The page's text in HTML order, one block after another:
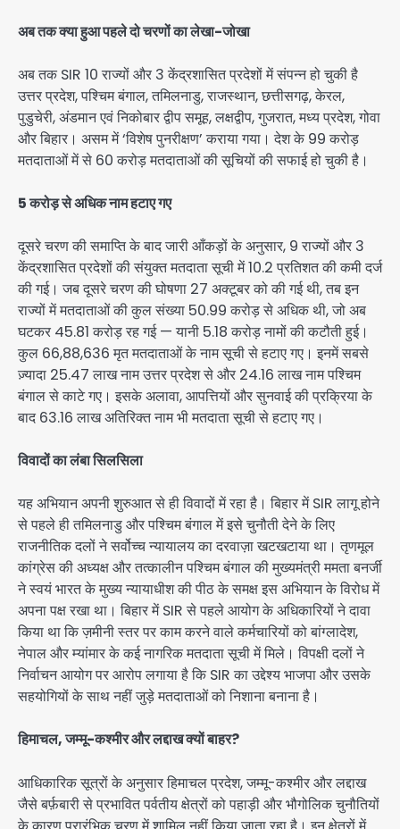
अब तक क्या हुआ पहले दो चरणों का लेखा-जोखा
अब तक SIR 10 राज्यों और 3 केंद्रशासित प्रदेशों में संपन्न हो चुकी है
उत्तर प्रदेश, पश्चिम बंगाल, तमिलनाडु, राजस्थान, छत्तीसगढ़, केरल,
पुडुचेरी, अंडमान एवं निकोबार द्वीप समूह, लक्षद्वीप, गुजरात, मध्य प्रदेश, गोवा
और बिहार। असम में ‘विशेष पुनरीक्षण’ कराया गया। देश के 99 करोड़
मतदाताओं में से 60 करोड़ मतदाताओं की सूचियों की सफाई हो चुकी है।
5 करोड़ से अधिक नाम हटाए गए
दूसरे चरण की समाप्ति के बाद जारी आँकड़ों के अनुसार, 9 राज्यों और 3
केंद्रशासित प्रदेशों की संयुक्त मतदाता सूची में 10.2 प्रतिशत की कमी दर्ज
की गई। जब दूसरे चरण की घोषणा 27 अक्टूबर को की गई थी, तब इन
राज्यों में मतदाताओं की कुल संख्या 50.99 करोड़ से अधिक थी, जो अब
घटकर 45.81 करोड़ रह गई — यानी 5.18 करोड़ नामों की कटौती हुई।
कुल 66,88,636 मृत मतदाताओं के नाम सूची से हटाए गए। इनमें सबसे
ज़्यादा 25.47 लाख नाम उत्तर प्रदेश से और 24.16 लाख नाम पश्चिम
बंगाल से काटे गए। इसके अलावा, आपत्तियों और सुनवाई की प्रक्रिया के
बाद 63.16 लाख अतिरिक्त नाम भी मतदाता सूची से हटाए गए।
विवादों का लंबा सिलसिला
यह अभियान अपनी शुरुआत से ही विवादों में रहा है। बिहार में SIR लागू होने
से पहले ही तमिलनाडु और पश्चिम बंगाल में इसे चुनौती देने के लिए
राजनीतिक दलों ने सर्वोच्च न्यायालय का दरवाज़ा खटखटाया था। तृणमूल
कांग्रेस की अध्यक्ष और तत्कालीन पश्चिम बंगाल की मुख्यमंत्री ममता बनर्जी
ने स्वयं भारत के मुख्य न्यायाधीश की पीठ के समक्ष इस अभियान के विरोध में
अपना पक्ष रखा था। बिहार में SIR से पहले आयोग के अधिकारियों ने दावा
किया था कि ज़मीनी स्तर पर काम करने वाले कर्मचारियों को बांग्लादेश,
नेपाल और म्यांमार के कई नागरिक मतदाता सूची में मिले। विपक्षी दलों ने
निर्वाचन आयोग पर आरोप लगाया है कि SIR का उद्देश्य भाजपा और उसके
सहयोगियों के साथ नहीं जुड़े मतदाताओं को निशाना बनाना है।
हिमाचल, जम्मू-कश्मीर और लद्दाख क्यों बाहर?
आधिकारिक सूत्रों के अनुसार हिमाचल प्रदेश, जम्मू-कश्मीर और लद्दाख
जैसे बर्फ़बारी से प्रभावित पर्वतीय क्षेत्रों को पहाड़ी और भौगोलिक चुनौतियों